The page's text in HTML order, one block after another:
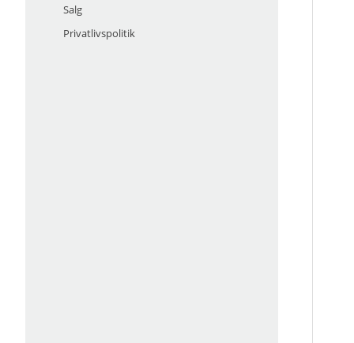
Salg
Privatlivspolitik